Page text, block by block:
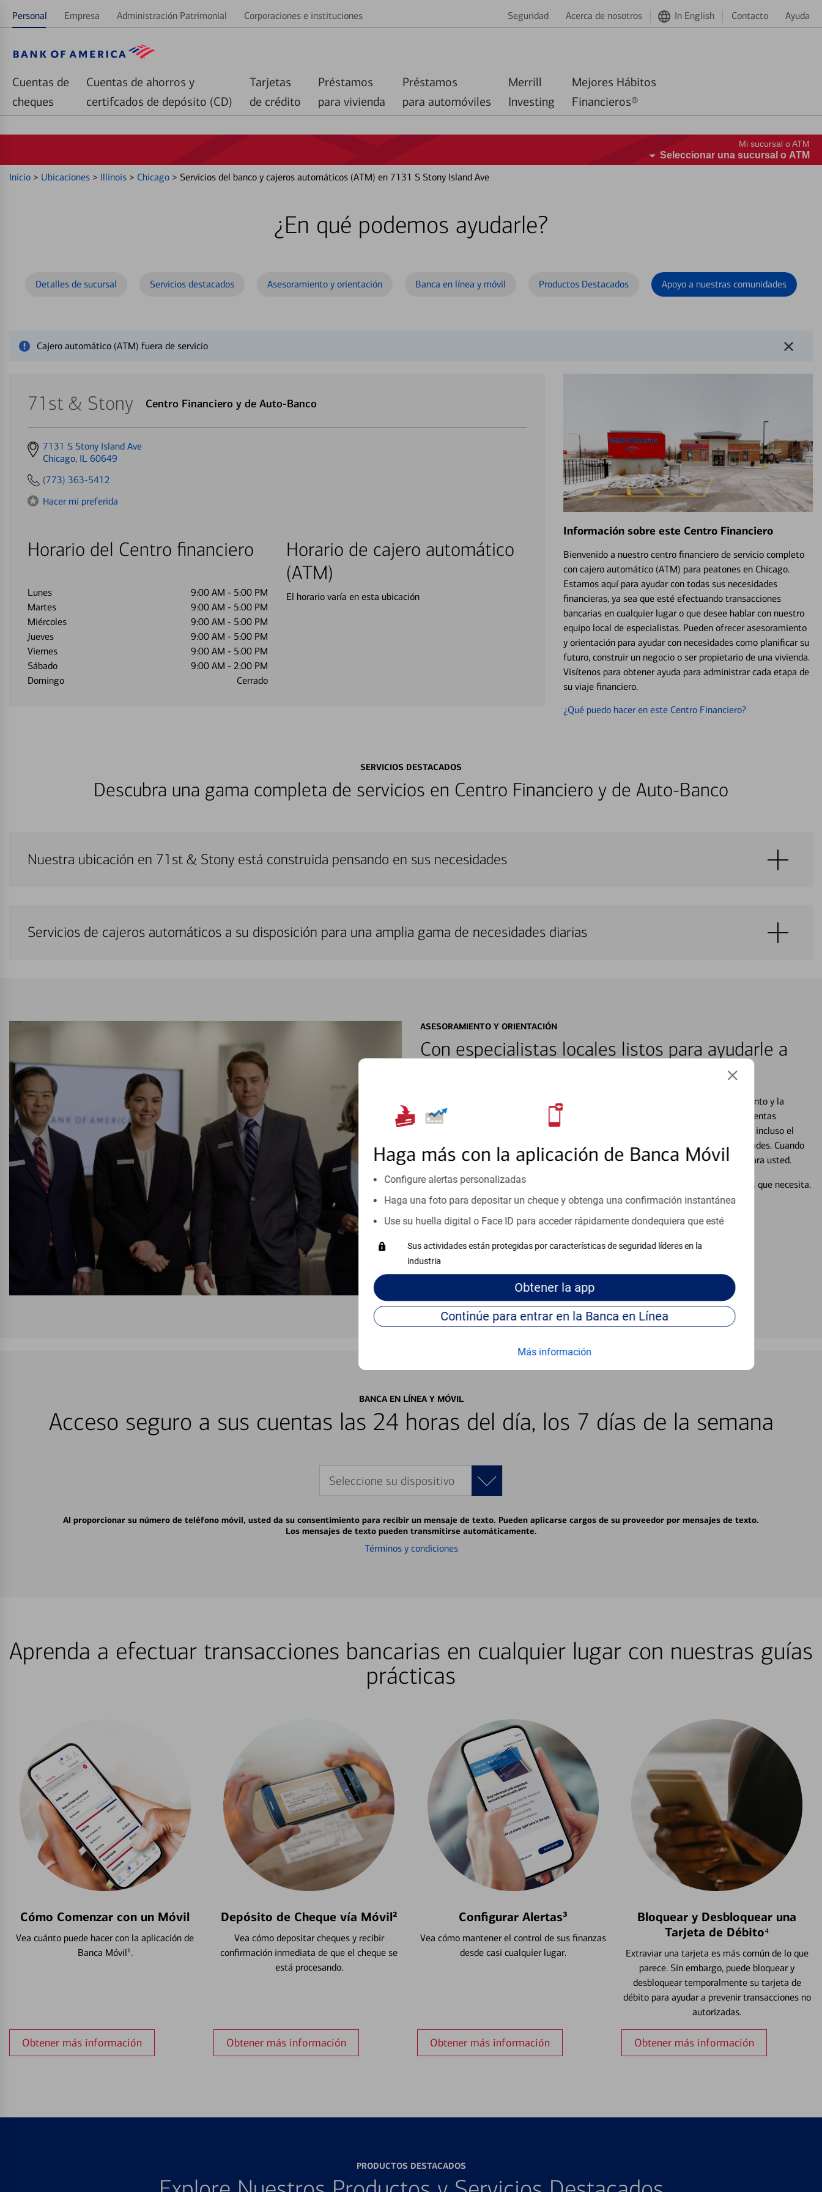
Personal Empresa Administración Patrimonial Corporaciones e instituciones Seguridad Acerca de nosotros In English Contacto Ayuda
Cuentas de
cheques
Cuentas de ahorros y
certifcados de depósito (CD)
Tarjetas
de crédito
Préstamos
para vivienda
Préstamos
para automóviles
Merrill
Investing
Mejores Hábitos
Financieros®
Haga más con la aplicación de Banca Móvil
Configure alertas personalizadas
Haga una foto para depositar un cheque y obtenga una confirmación instantánea
Use su huella digital o Face ID para acceder rápidamente dondequiera que esté
Sus actividades están protegidas por características de seguridad líderes en la
industria
Obtenerla app
Continúe para entrar en la Banca en Línea
Más información
Mi sucursal o ATM
Seleccionar una sucursal o ATM
Inicio > Ubicaciones > Illinois > Chicago > Servicios del banco y cajeros automáticos (ATM) en 7131 S Stony Island Ave
¿En qué podemos ayudarle?
Detalles de sucursal Servicios destacados Asesoramiento y orientación Banca en línea y móvil Productos Destacados Apoyo a nuestras comunidades
Cajero automático (ATM) fuera de servicio
71st & Stony Centro Financiero y de Auto-Banco
Get
directions
7131 S Stony Island Ave
Chicago, IL 60649
(773) 363-5412
Hacer mi preferida
Horario del Centro financiero
Lunes 9:00 AM - 5:00 PM
Martes
9:00 AM - 5:00 PM
Miércoles
9:00 AM - 5:00 PM
Jueves
9:00 AM - 5:00 PM
Viernes
9:00 AM - 5:00 PM
Sábado
9:00 AM - 2:00 PM
Domingo
Cerrado
Horario de cajero automático
(ATM)
El horario varía en esta ubicación
Información sobre este Centro Financiero
Bienvenido a nuestro centro financiero de servicio completo
con cajero automático (ATM) para peatones en Chicago.
Estamos aquí para ayudar con todas sus necesidades
financieras, ya sea que esté efectuando transacciones
bancarias en cualquier lugar o que desee hablar con nuestro
equipo local de especialistas. Pueden ofrecer asesoramiento
y orientación para ayudar con necesidades como planificar su
futuro, construir un negocio o ser propietario de una vivienda.
Visítenos para obtener ayuda para administrar cada etapa de
su viaje financiero.
¿Qué puedo hacer en este Centro Financiero?
SERVICIOS DESTACADOS
Descubra una gama completa de servicios en Centro Financiero y de Auto-Banco
Nuestra ubicación en 71st & Stony está construida pensando en sus necesidades
Servicios de cajeros automáticos a su disposición para una amplia gama de necesidades diarias
ASESORAMIENTO Y ORIENTACIÓN
Con especialistas locales listos para ayudarle a
Reúnase con especialistas dedicados que se centran en proporcionar el asesoramiento y la
orientación que necesita, en cualquier situación en su vida financiera. Desde sus cuentas
personales, hasta el ahorro para grandes compras, la planificación para su futuro, e incluso el
inicio o crecimiento de su negocio, su futuro se mueve de acuerdo con sus necesidades. Cuando
esté listo, un especialista trabajará con usted en un momento que sea adecuado para usted.
Vea si nuestro centro de ayuda en línea puede ayudar a proporcionar las respuestas que necesita.
Visite nuestro centro de ayuda en línea
BANCA EN LÍNEA Y MÓVIL
Acceso seguro a sus cuentas las 24 horas del día, los 7 días de la semana
Seleccione su dispositivo
Al proporcionar su número de teléfono móvil, usted da su consentimiento para recibir un mensaje de texto. Pueden aplicarse cargos de su proveedor por mensajes de texto.
Los mensajes de texto pueden transmitirse automáticamente.
Términos y condiciones
Aprenda a efectuar transacciones bancarias en cualquier lugar con nuestras guías
prácticas
Cómo Comenzar con un Móvil
Vea cuánto puede hacer con la aplicación de
Banca Móvil¹.
Obtener más información
Depósito de Cheque vía Móvil²
Vea cómo depositar cheques y recibir
confirmación inmediata de que el cheque se
está procesando.
Obtener más información
Configurar Alertas³
Vea cómo mantener el control de sus finanzas
desde casi cualquier lugar.
Obtener más información
Bloquear y Desbloquear una
Tarjeta de Débito⁴
Extraviar una tarjeta es más común de lo que
parece. Sin embargo, puede bloquear y
desbloquear temporalmente su tarjeta de
débito para ayudar a prevenir transacciones no
autorizadas.
Obtener más información
PRODUCTOS DESTACADOS